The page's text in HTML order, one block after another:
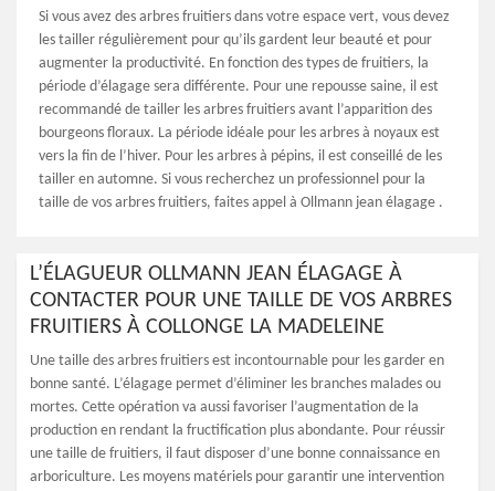
Si vous avez des arbres fruitiers dans votre espace vert, vous devez
les tailler régulièrement pour qu’ils gardent leur beauté et pour
augmenter la productivité. En fonction des types de fruitiers, la
période d’élagage sera différente. Pour une repousse saine, il est
recommandé de tailler les arbres fruitiers avant l’apparition des
bourgeons floraux. La période idéale pour les arbres à noyaux est
vers la fin de l’hiver. Pour les arbres à pépins, il est conseillé de les
tailler en automne. Si vous recherchez un professionnel pour la
taille de vos arbres fruitiers, faites appel à Ollmann jean élagage .
L’ÉLAGUEUR OLLMANN JEAN ÉLAGAGE À
CONTACTER POUR UNE TAILLE DE VOS ARBRES
FRUITIERS À COLLONGE LA MADELEINE
Une taille des arbres fruitiers est incontournable pour les garder en
bonne santé. L’élagage permet d’éliminer les branches malades ou
mortes. Cette opération va aussi favoriser l’augmentation de la
production en rendant la fructification plus abondante. Pour réussir
une taille de fruitiers, il faut disposer d’une bonne connaissance en
arboriculture. Les moyens matériels pour garantir une intervention